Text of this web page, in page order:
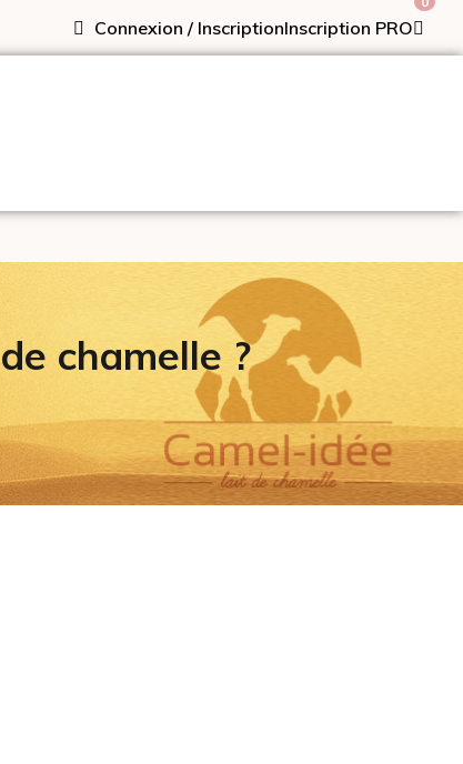
Connexion / InscriptionInscription PRO
chamelle ?